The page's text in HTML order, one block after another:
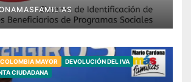
COLOMBIA MAYOR
DEVOLUCIÓN DEL IVA
CIUDADANA